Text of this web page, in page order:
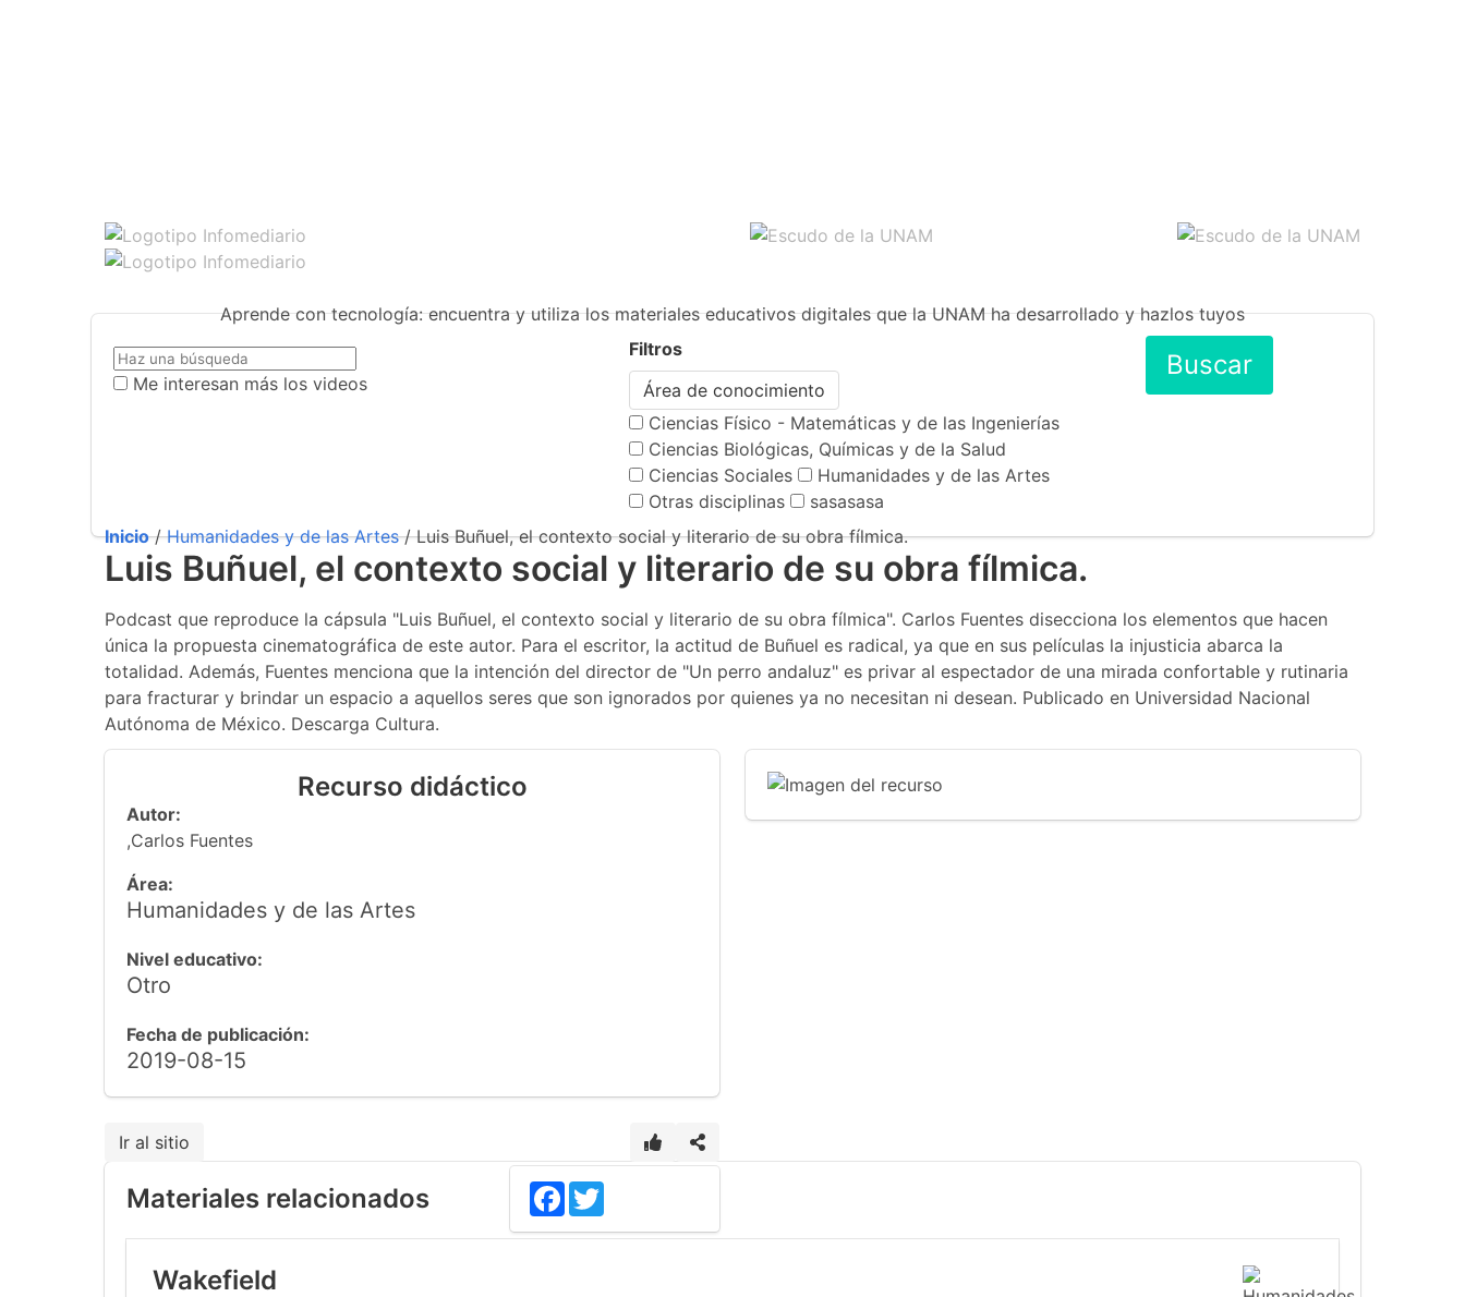
Aprende con tecnología: encuentra y utiliza los materiales educativos digitales que la UNAM ha desarrollado y hazlos tuyos
Me interesan más los videos
Filtros
Área de conocimiento
Ciencias Físico - Matemáticas y de las Ingenierías
Ciencias Biológicas, Químicas y de la Salud
Ciencias Sociales
Humanidades y de las Artes
Otras disciplinas
sasasasa
Buscar
Inicio/Humanidades y de las Artes/ Luis Buñuel, el contexto social y literario de su obra fílmica.
Luis Buñuel, el contexto social y literario de su obra fílmica.
Podcast que reproduce la cápsula "Luis Buñuel, el contexto social y literario de su obra fílmica". Carlos Fuentes disecciona los elementos que hacen
única la propuesta cinematográfica de este autor. Para el escritor, la actitud de Buñuel es radical, ya que en sus películas la injusticia abarca la
totalidad. Además, Fuentes menciona que la intención del director de "Un perro andaluz" es privar al espectador de una mirada confortable y rutinaria
para fracturar y brindar un espacio a aquellos seres que son ignorados por quienes ya no necesitan ni desean. Publicado en Universidad Nacional
Autónoma de México. Descarga Cultura.
Recurso didáctico
Autor:
,Carlos Fuentes
Área:
Humanidades y de las Artes
Nivel educativo:
Otro
Fecha de publicación:
2019-08-15
Ir al sitio
Facebook
Materiales relacionados
Wakefield